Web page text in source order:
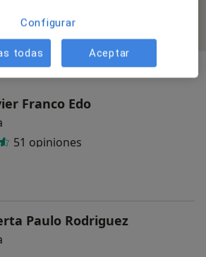
por aseguradora
Franco Edo
51 opiniones
Paulo Rodriguez
Configurar
todas Aceptar